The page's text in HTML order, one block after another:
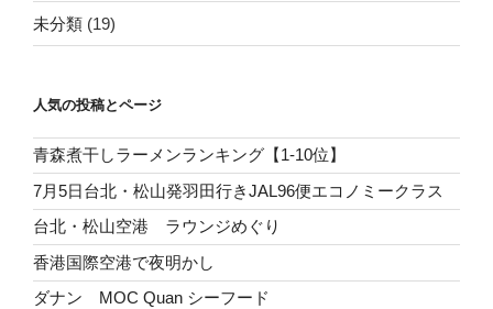
未分類 (19)
人気の投稿とページ
青森煮干しラーメンランキング【1-10位】
7月5日台北・松山発羽田行きJAL96便エコノミークラス
台北・松山空港 ラウンジめぐり
香港国際空港で夜明かし
ダナン MOC Quan シーフード